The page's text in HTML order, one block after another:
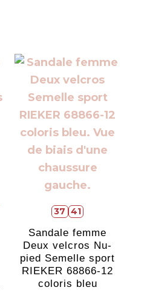
37 41
Sandale femme
Deux velcros Nu-
pied Semelle sport
RIEKER 68866-12
coloris bleu